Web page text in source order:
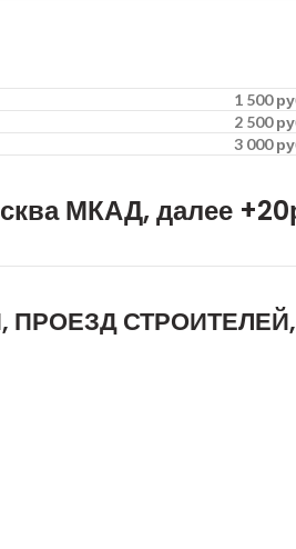
1 500
2 500
3 000
МКАД, далее
ПРОЕЗД